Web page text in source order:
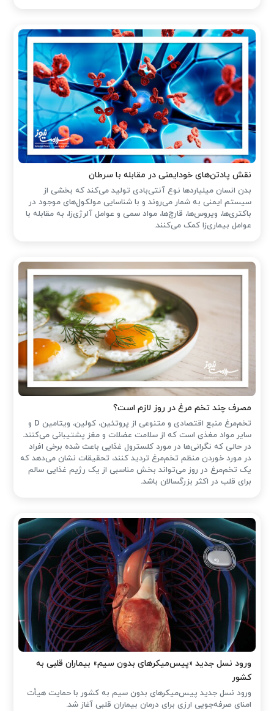
نقش پادتن‌های خودایمنی در مقابله با سرطان
بدن انسان میلیاردها نوع آنتی‌بادی تولید می‌کند که بخشی از
سیستم ایمنی به شمار می‌روند و با شناسایی مولکول‌های موجود در
باکتری‌ها، ویروس‌ها، قارچ‌ها، مواد سمی و عوامل آلرژی‌زا، به مقابله با
عوامل بیماری‌زا کمک می‌کنند.
مصرف چند تخم مرغ در روز لازم است؟
تخم‌مرغ منبع اقتصادی و متنوعی از پروتئین، کولین، ویتامین D و
سایر مواد مغذی است که از سلامت عضلات و مغز پشتیبانی می‌کنند.
در حالی که نگرانی‌ها در مورد کلسترول غذایی باعث شده ‌برخی افراد
در مورد خوردن منظم تخم‌مرغ تردید کنند، تحقیقات نشان می‌دهد که
یک تخم‌مرغ در روز می‌تواند بخش مناسبی از یک رژیم غذایی سالم
برای قلب در اکثر بزرگسالان باشد.
ورود نسل جدید «پیس‌میکرهای بدون سیم» بیماران قلبی به
کشور
ورود نسل جدید پیس‌میکرهای بدون سیم به کشور با حمایت هیأت
امنای صرفه‌جویی ارزی برای درمان بیماران قلبی آغاز شد.